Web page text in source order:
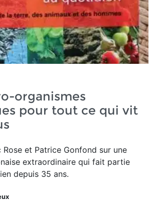
organismes
pour tout ce qui vit
Rose et Patrice Gonfond sur une
extraordinaire qui fait partie
depuis 35 ans.